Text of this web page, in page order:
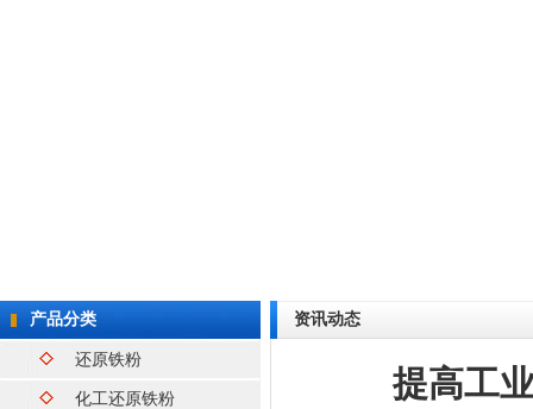
产品分类
还原铁粉
化工还原铁粉
资讯动态
提高工